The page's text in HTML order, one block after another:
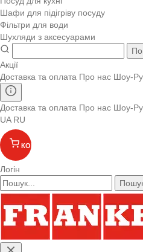
Шафи для підігріву посуду
Фільтри для води
Шухляди з аксесуарами
Акції
Доставка та оплата Про нас Шоу-
Доставка та оплата Про нас Шоу-
UA RU
КОШИК
Логін